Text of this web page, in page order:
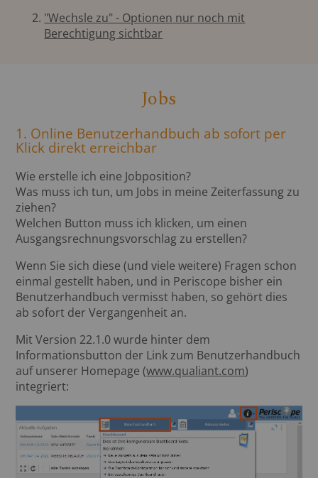
"Wechsle zu" - Optionen nur noch mit
Berechtigung sichtbar
Jobs
1. Online Benutzerhandbuch ab sofort per
Klick direkt erreichbar
Wie erstelle ich eine Jobposition?
Was muss ich tun, um Jobs in meine Zeiterfassung zu
ziehen?
Welchen Button muss ich klicken, um einen
Ausgangsrechnungsvorschlag zu erstellen?
Wenn Sie sich diese (und viele weitere) Fragen schon
einmal gestellt haben, und in Periscope bisher ein
Benutzerhandbuch vermisst haben, so gehört dies
ab sofort der Vergangenheit an.
Mit Version 22.1.0 wurde hinter dem
Informationsbutton der Link zum Benutzerhandbuch
auf unserer Homepage (www.qualiant.com)
integriert: